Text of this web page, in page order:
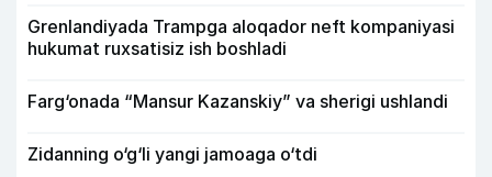
Grenlandiyada Trampga aloqador neft kompaniyasi
hukumat ruxsatisiz ish boshladi
Farg‘onada “Mansur Kazanskiy” va sherigi ushlandi
Zidanning o‘g‘li yangi jamoaga o‘tdi